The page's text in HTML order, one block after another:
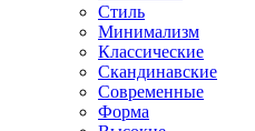
Стиль
Минимализм
Классические
Скандинавские
Современные
Форма